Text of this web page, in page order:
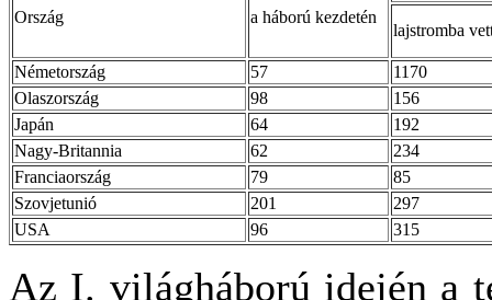
Ország a háború kezdetén
lajstromba
Németország 57
1170
Olaszország
98
156
Japán
64
192
Nagy-Britannia
62
234
Franciaország
79
85
Szovjetunió
201
297
USA
96 315
Az I. világháború idején a